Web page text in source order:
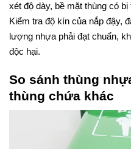
xét độ dày, bề mặt thùng có
Kiểm tra độ kín của nắp đậy,
lượng nhựa phải đạt chuẩn,
độc hại.
So sánh thùng
thùng chứa khác